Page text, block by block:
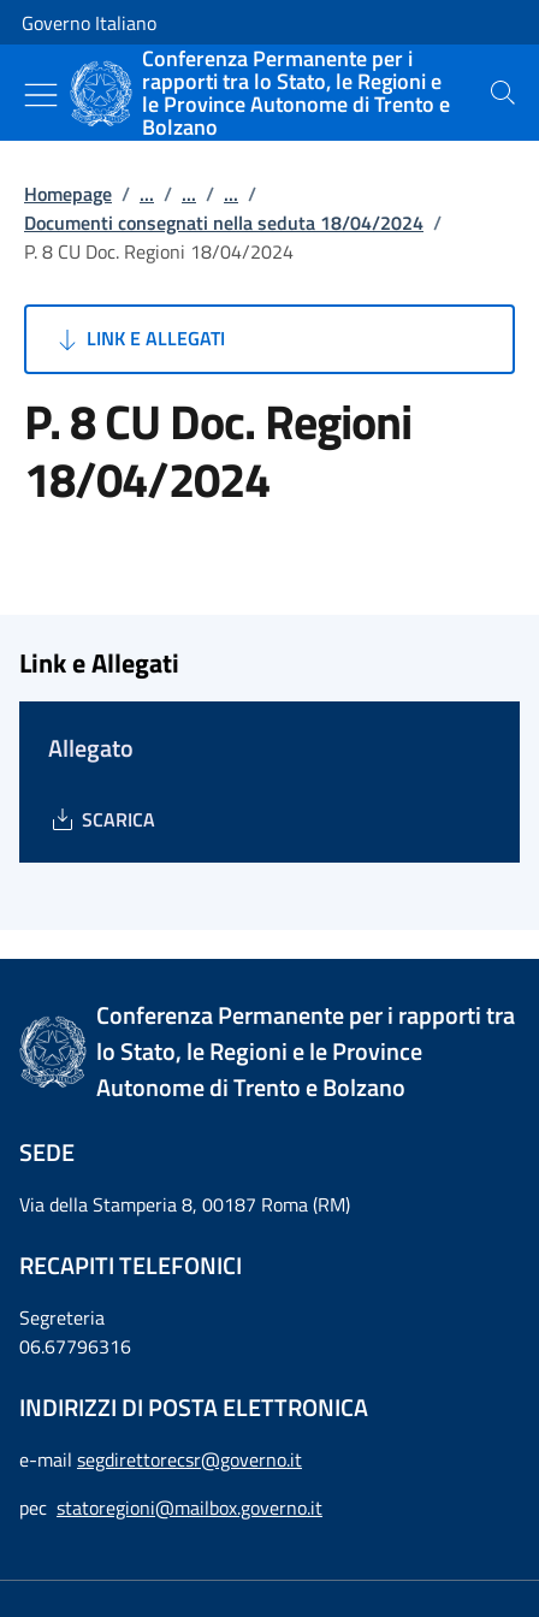
Vai al contenuto
Vai alla navigazione del sito
Governo Italiano
Conferenza Permanente per i
rapporti tra lo Stato, le Regioni e
le Province Autonome di Trento e
Bolzano
Cerca
Homepage / ... / ... / ... /
Documenti consegnati nella seduta 18/04/2024 /
P. 8 CU Doc. Regioni 18/04/2024
LINK E ALLEGATI
P. 8 CU Doc. Regioni
18/04/2024
Link e Allegati
Allegato
SCARICA
Conferenza Permanente per i rapporti tra
lo Stato, le Regioni e le Province
Autonome di Trento e Bolzano
SEDE
Via della Stamperia 8, 00187 Roma (RM)
RECAPITI TELEFONICI
Segreteria
06.67796316
INDIRIZZI DI POSTA ELETTRONICA
e-mail segdirettorecsr@governo.it
pec statoregioni@mailbox.governo.it